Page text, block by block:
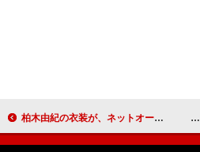
柏木由紀の衣装が、ネットオークションに 盗品の疑いで、警視庁が捜査